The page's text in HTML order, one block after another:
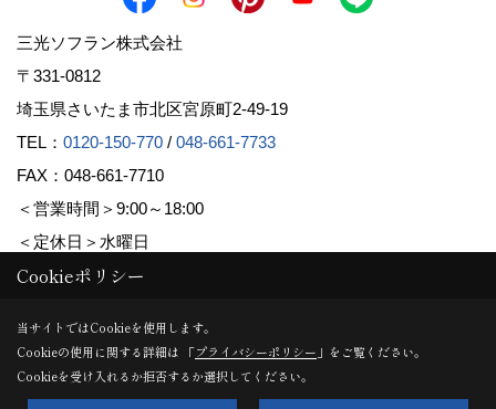
三光ソフラン株式会社
〒331-0812
埼玉県さいたま市北区宮原町2-49-19
TEL： 0120-150-770 / 048-661-7733
FAX：048-661-7710
＜営業時間＞9:00～18:00
＜定休日＞水曜日
Copyright (c) Sanko Soflan Corporation. All Rights Reserved.
Produced byゴデスクリエイト
Cookieポリシー
当サイトではCookieを使用します。
Cookieの使用に関する詳細は 「プライバシーポリシー 」をご覧ください。
Cookieを受け入れるか拒否するか選択してください。